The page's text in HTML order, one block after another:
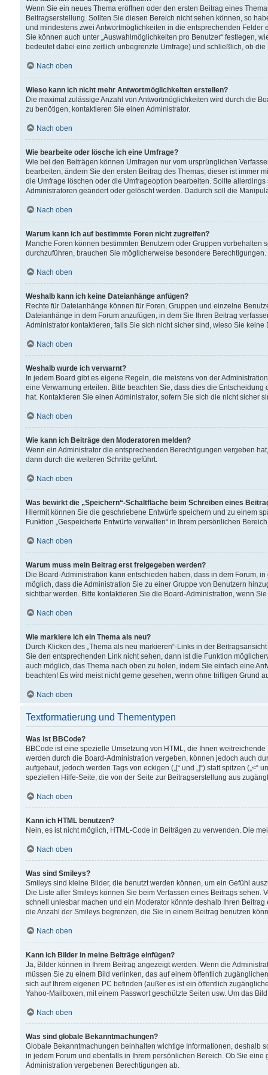
Wenn Sie ein neues Thema eröffnen oder den ersten Beitrag eines
Beitragserstellung. Sollten Sie diesen Bereich nicht sehen können, so
und mindestens zwei Antwortmöglichkeiten in die entsprechenden
Sie können auch unter „Auswahlmöglichkeiten pro Benutzer“ festlegen,
bedeutet dabei eine zeitlich unbegrenzte Umfrage) und schließlich, ob
Nach oben
Wieso kann ich nicht mehr Antwortmöglichkeiten erstellen?
Die maximal zulässige Anzahl von Antwortmöglichkeiten wird durch die
zu benötigen, kontaktieren Sie einen Administrator.
Nach oben
Wie bearbeite oder lösche ich eine Umfrage?
Wie bei den Beiträgen können Umfragen nur vom ursprünglichen
bearbeiten, ändern Sie den ersten Beitrag des Themas; dieser ist immer
die Umfrage löschen oder die Umfrageoption bearbeiten. Sollte
Administratoren geändert oder gelöscht werden. Dadurch soll die
Nach oben
Warum kann ich auf bestimmte Foren nicht zugreifen?
Manche Foren können bestimmten Benutzern oder Gruppen
durchzuführen, brauchen Sie möglicherweise besondere
Nach oben
Weshalb kann ich keine Dateianhänge anfügen?
Rechte für Dateianhänge können für Foren, Gruppen und einzelne
Dateianhänge in dem Forum anzufügen, in dem Sie Ihren Beitrag
Administrator kontaktieren, falls Sie sich nicht sicher sind, wieso Sie
Nach oben
Weshalb wurde ich verwarnt?
In jedem Board gibt es eigene Regeln, die meistens von der
eine Verwarnung erteilen. Bitte beachten Sie, dass dies die
hat. Kontaktieren Sie einen Administrator, sofern Sie sich die nicht sicher
Nach oben
Wie kann ich Beiträge den Moderatoren melden?
Wenn ein Administrator die entsprechenden Berechtigungen vergeben
dann durch die weiteren Schritte geführt.
Nach oben
Was bewirkt die „Speichern“-Schaltfläche beim Schreiben eines
Hiermit können Sie die geschriebene Entwürfe speichern und zu einem
Funktion „Gespeicherte Entwürfe verwalten“ in Ihrem persönlichen
Nach oben
Warum muss mein Beitrag erst freigegeben werden?
Die Board-Administration kann entschieden haben, dass in dem Forum,
möglich, dass die Administration Sie zu einer Gruppe von Benutzern
sichtbar werden. Bitte kontaktieren Sie die Board-Administration, wenn
Nach oben
Wie markiere ich ein Thema als neu?
Durch Klicken des „Thema als neu markieren“-Links in der
Sie den entsprechenden Link nicht sehen, dann ist die Funktion
auch möglich, das Thema nach oben zu holen, indem Sie einfach eine
beachten! Es wird meist nicht gerne gesehen, wenn ohne triftigen Grund
Nach oben
Textformatierung und Thementypen
Was ist BBCode?
BBCode ist eine spezielle Umsetzung von HTML, die Ihnen
werden durch die Board-Administration vergeben, können jedoch auch
aufgebaut, jedoch werden Tags von eckigen („[“ und „]“) statt spitzen
speziellen Hilfe-Seite, die von der Seite zur Beitragserstellung aus
Nach oben
Kann ich HTML benutzen?
Nein, es ist nicht möglich, HTML-Code in Beiträgen zu verwenden. Die
Nach oben
Was sind Smileys?
Smileys sind kleine Bilder, die benutzt werden können, um ein Gefühl
Die Liste aller Smileys können Sie beim Verfassen eines Beitrags
schnell unlesbar machen und ein Moderator könnte deshalb Ihren
die Anzahl der Smileys begrenzen, die Sie in einem Beitrag benutzen
Nach oben
Kann ich Bilder in meine Beiträge einfügen?
Ja, Bilder können in Ihrem Beitrag angezeigt werden. Wenn die
müssen Sie zu einem Bild verlinken, das auf einem öffentlich
sich auf Ihrem eigenen PC befinden (außer es ist ein öffentlich
Yahoo-Mailboxen, mit einem Passwort geschützte Seiten usw. Um das
Nach oben
Was sind globale Bekanntmachungen?
Globale Bekanntmachungen beinhalten wichtige Informationen, deshalb
in jedem Forum und ebenfalls in Ihrem persönlichen Bereich. Ob Sie
Administration vergebenen Berechtigungen ab.